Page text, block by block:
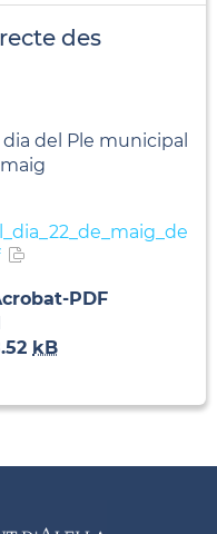
des
del Ple municipal
PDF
kB